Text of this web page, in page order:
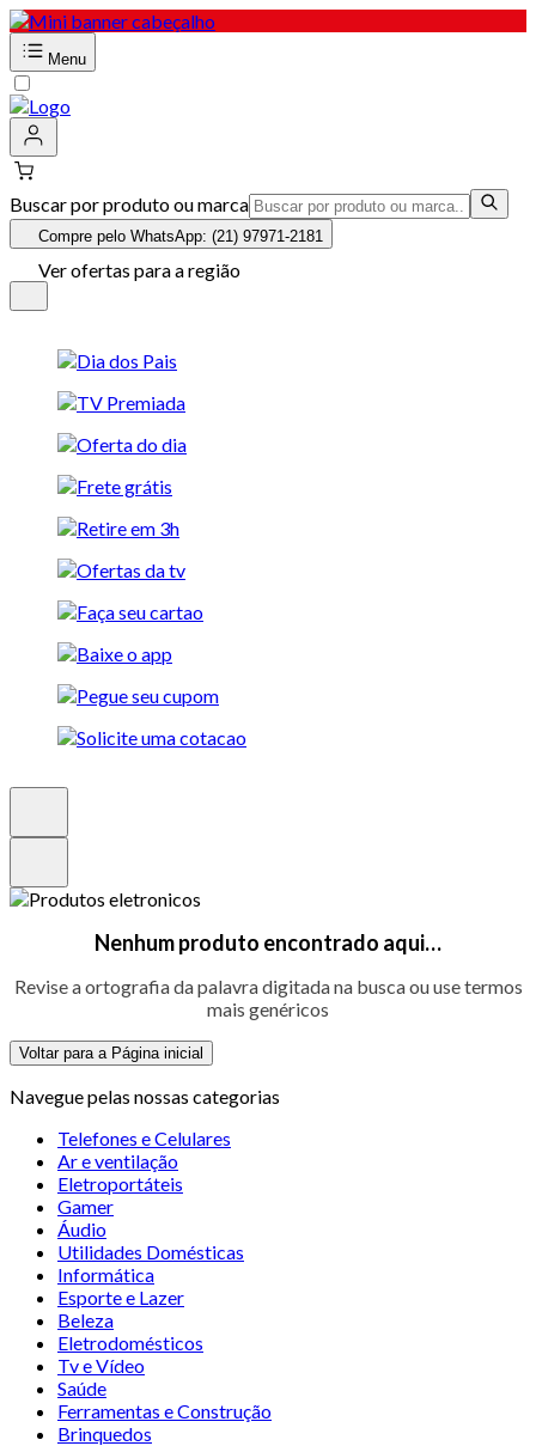
Menu
Buscar por produto ou marca
Compre pelo WhatsApp: (21) 97971-2181
Ver ofertas para a região
Nenhum produto encontrado aqui…
Revise a ortografia da palavra digitada na busca ou use termos
mais genéricos
Voltar para a Página inicial
Navegue pelas nossas categorias
Telefones e Celulares
Ar e ventilação
Eletroportáteis
Gamer
Áudio
Utilidades Domésticas
Informática
Esporte e Lazer
Beleza
Eletrodomésticos
Tv e Vídeo
Saúde
Ferramentas e Construção
Brinquedos